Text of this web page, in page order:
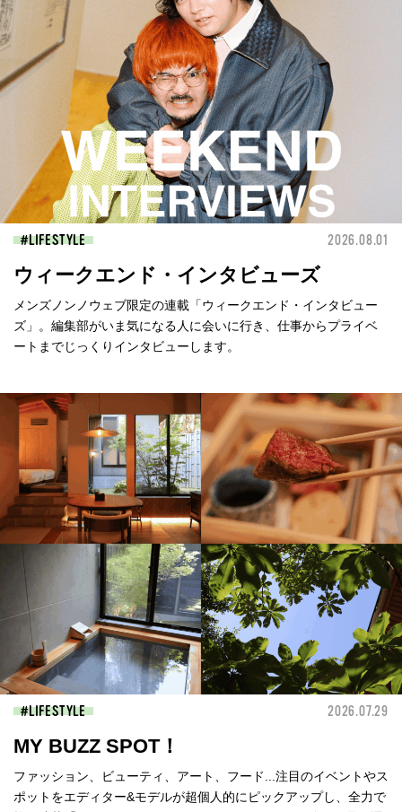
LIFESTYLE 2026.08.01
ウィークエンド・インタビューズ
メンズノンノウェブ限定の連載「ウィークエンド・インタビュー
ズ」。編集部がいま気になる人に会いに行き、仕事からプライベ
ートまでじっくりインタビューします。
LIFESTYLE 2026.07.29
MY BUZZ SPOT！
ファッション、ビューティ、アート、フード...注目のイベントやス
ポットをエディター&モデルが超個人的にピックアップし、全力で